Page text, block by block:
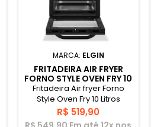
MARCA: ELGIN
FRITADEIRA AIR FRYER
FORNO STYLE OVEN FRY 10
LITROS 1.400W - ELGIN
Fritadeira Air fryer Forno
Style Oven Fry 10 Litros
1.400W Grelha Removível
com Painel Digital
Preço
R$ 519,90